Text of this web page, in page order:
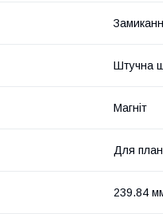
Штучна
Магніт
Для
239.84